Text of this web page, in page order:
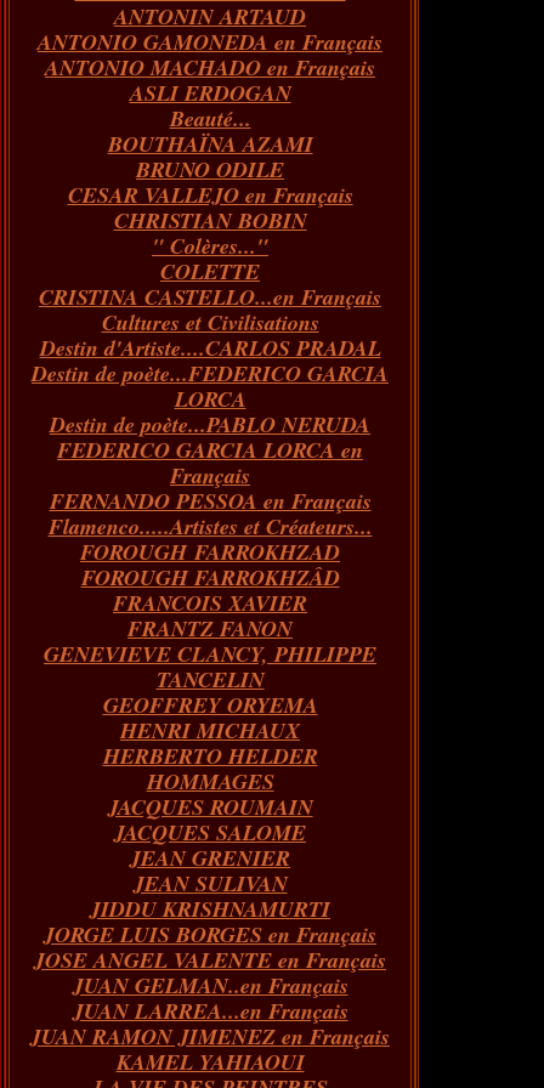
Janvier(73)
Février(55)
Janvier(43)
Mars(73)
Février(54)
Janvier(51)
Avril(73)
Mars(100)
Février(146)
Janvier(124)
ANTONIN ARTAUD
ANTONIO GAMONEDA en Français
ANTONIO MACHADO en Français
ASLI ERDOGAN
Beauté...
BOUTHAÏNA AZAMI
BRUNO ODILE
CESAR VALLEJO en Français
CHRISTIAN BOBIN
" Colères..."
COLETTE
CRISTINA CASTELLO...en Français
Cultures et Civilisations
Destin d'Artiste....CARLOS PRADAL
Destin de poète...FEDERICO GARCIA
LORCA
Destin de poète...PABLO NERUDA
FEDERICO GARCIA LORCA en
Français
FERNANDO PESSOA en Français
Flamenco.....Artistes et Créateurs...
FOROUGH FARROKHZAD
FOROUGH FARROKHZÂD
FRANCOIS XAVIER
FRANTZ FANON
GENEVIEVE CLANCY, PHILIPPE
TANCELIN
GEOFFREY ORYEMA
HENRI MICHAUX
HERBERTO HELDER
HOMMAGES
JACQUES ROUMAIN
JACQUES SALOME
JEAN GRENIER
JEAN SULIVAN
JIDDU KRISHNAMURTI
JORGE LUIS BORGES en Français
JOSE ANGEL VALENTE en Français
JUAN GELMAN..en Français
JUAN LARREA...en Français
JUAN RAMON JIMENEZ en Français
KAMEL YAHIAOUI